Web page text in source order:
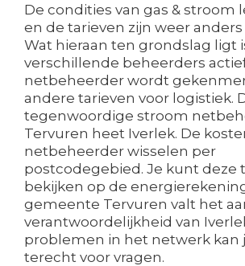
De condities van gas & stroom
en de tarieven zijn weer
Wat hieraan ten grondslag ligt
verschillende beheerders
netbeheerder wordt
andere tarieven voor logistiek.
tegenwoordige stroom
Tervuren heet Iverlek. De
netbeheerder wisselen per
postcodegebied. Je kunt deze
bekijken op de
gemeente Tervuren valt het
verantwoordelijkheid van
problemen in het netwerk kan
terecht voor vragen.